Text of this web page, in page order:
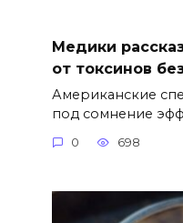
Медики
от токсинов
Американские
под сомнение
0 698